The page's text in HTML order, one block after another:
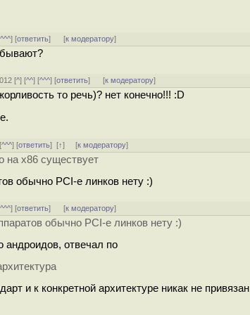
^^^] [ответить] [к модератору]
[^] [^^] [^^^] [ответить] [к модератору]
то речь)? нет конечно!!! :D
^^^] [ответить][↑] [к модератору]
на x86 существует
обычно PCI-e линков нету :)
^^^] [ответить] [к модератору]
обычно PCI-e линков нету :)
андроидов, отвечал по
и к конкретной архитектуре никак не привязан